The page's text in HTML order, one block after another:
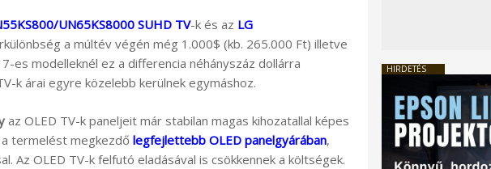
UN65KS8000 SUHD TV-k és az LG
a múltév végén még 1.000$ (kb. 265.000 Ft) illetve
es modelleknél ez a differencia néhányszáz dollárra
k árai egyre közelebb kerülnek egymáshoz.
az OLED TV-k paneljeit már stabilan magas kihozatallal képes
a termelést megkezdő legfejlettebb OLED panelgyárában,
Az OLED TV-k felfutó eladásával is csökkennek a költségek.
HIRDETÉS